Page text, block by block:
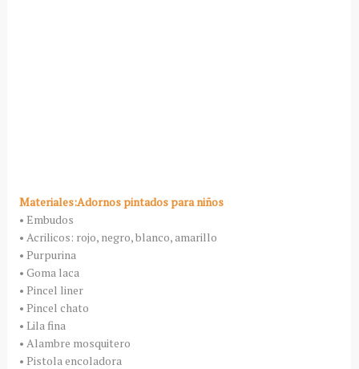
Materiales:Adornos pintados para niños
• Embudos
• Acrilicos: rojo, negro, blanco, amarillo
• Purpurina
• Goma laca
• Pincel liner
• Pincel chato
• Lila fina
• Alambre mosquitero
• Pistola encoladora